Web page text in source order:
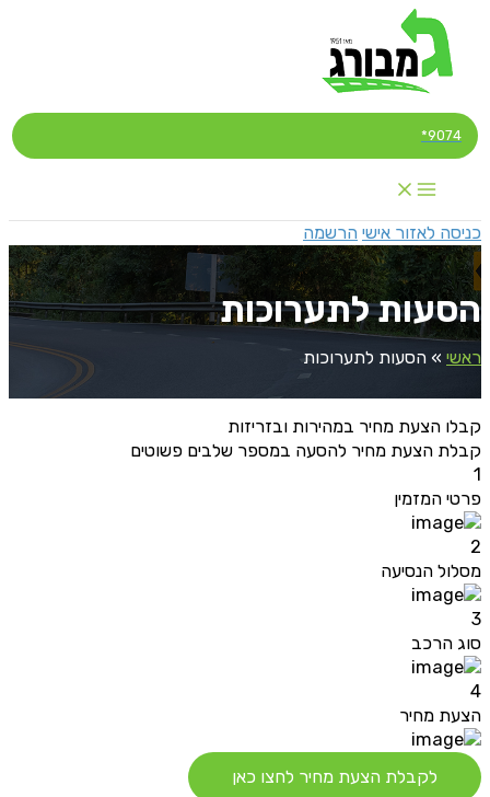
לתוכן
9074*
כניסה לאזור אישי הרשמה
הסעות לתערוכות
ראשי » הסעות לתערוכות
קבלו הצעת מחיר במהירות ובזריזות
קבלת הצעת מחיר להסעה במספר שלבים פשוטים
1
פרטי המזמין
2
מסלול הנסיעה
3
סוג הרכב
4
הצעת מחיר
לקבלת הצעת מחיר לחצו כאן